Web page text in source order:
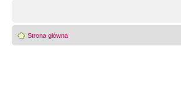
Strona główna